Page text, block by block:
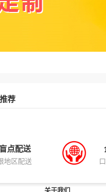
荐
点配送
地区配送
关于我们